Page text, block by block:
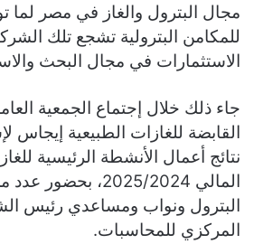
مجال البترول والغاز في مصر لما
للمكامن البترولية تشجع تلك
الاستثمارات في مجال البحث
جاء ذلك خلال إجتماع الجمعية
القابضة للغازات الطبيعية إيجاس
نتائج أعمال الأنشطة الرئيسية
المالي 2025/2024،
البترول ونواب ومساعدي رئيس
المركزي للمحاسبات.